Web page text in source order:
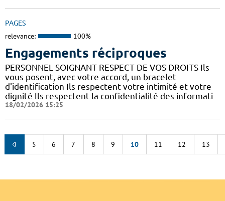
PAGES
relevance: 100%
Engagements réciproques
PERSONNEL SOIGNANT RESPECT DE VOS DROITS Ils
vous posent, avec votre accord, un bracelet
d'identification Ils respectent votre intimité et votre
dignité Ils respectent la confidentialité des informati
18/02/2026 15:25
5 6 7 8 9 10 11 12 13